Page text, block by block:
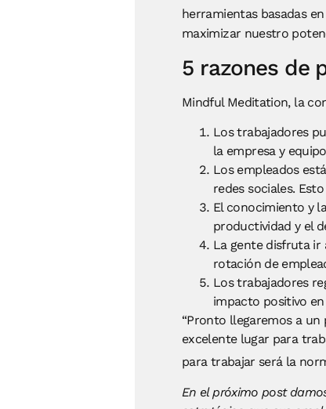
herramientas basadas
maximizar nuestro
5 razones de
Mindful Meditation, la
Los trabajadores
la empresa y
Los empleados
redes sociales.
El conocimiento y
productividad y el
La gente disfruta ir
rotación de
Los trabajadores
impacto positivo
“Pronto llegaremos a
excelente lugar para
para trabajar será la
En el próximo post